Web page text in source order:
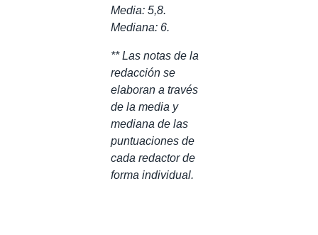
Media: 5,8.
Mediana: 6.
** Las notas de la
redacción se
elaboran a través
de la media y
mediana de las
puntuaciones de
cada redactor de
forma individual.